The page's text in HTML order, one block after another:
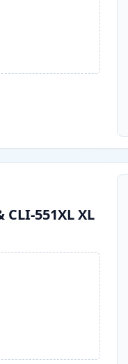
CLI-551XL XL